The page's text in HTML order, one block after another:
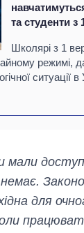
та студенти з
Школярі з 1
режимі,
ситуації в
мали
для